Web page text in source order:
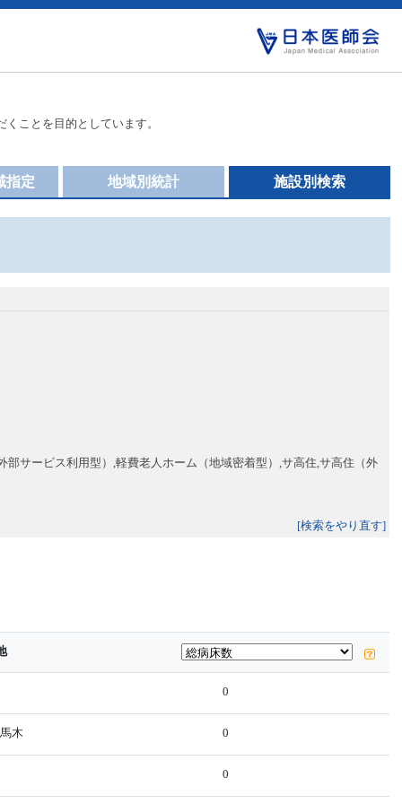
ことを目的としています。
施設別検索
地域別統計
指定
サービス利用型）,軽費老人ホーム（地域密着型）,サ高住,サ高住（外
[検索をやり直す]
0
木 0
0